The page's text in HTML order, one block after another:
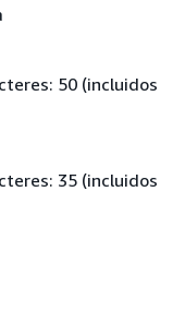
50 (incluidos
35 (incluidos